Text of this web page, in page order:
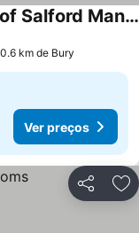
Double-Bedroom in the Heart of Salford Manchester Perfect for Short Stays
km de Bury
Ver preços
Partilhar